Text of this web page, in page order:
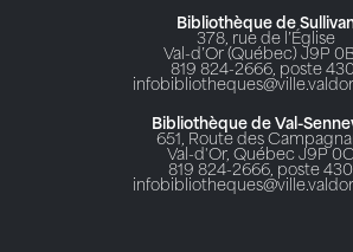
Bibliothèque de
378, rue de l’Église
Val-d’Or (Québec) J9P
819 824-2666, poste
Bibliothèque de Val-
651, Route des
Val-d'Or, Québec J9P
819 824-2666, poste